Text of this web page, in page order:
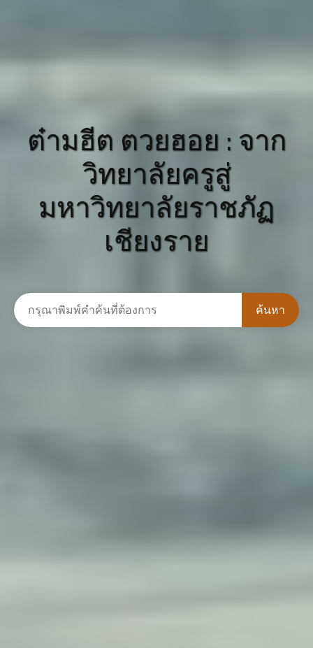
ต๋ามฮีต ตวยฮอย : จาก
วิทยาลัยครูสู่
มหาวิทยาลัยราชภัฏ
เชียงราย
ค้นหา